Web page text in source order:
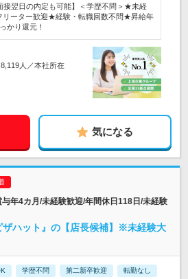
接翌日の内定も可能】＜学歴不問＞★未経
リーター歓迎★経験・転職回数不問★昇給年
かり還元！
人／本社所在
気になる
年4カ月/未経験歓迎/年間休日118日/未経験
ザハット』の【店長候補】※未経験大
学歴不問 第二新卒歓迎 転勤なし